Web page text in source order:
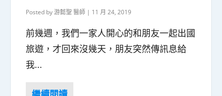
Posted by游懿聖 醫師 | 11 月 24, 2019
前幾週，我們一家人開心的和朋友一起出國
旅遊，才回來沒幾天，朋友突然傳訊息給
我...